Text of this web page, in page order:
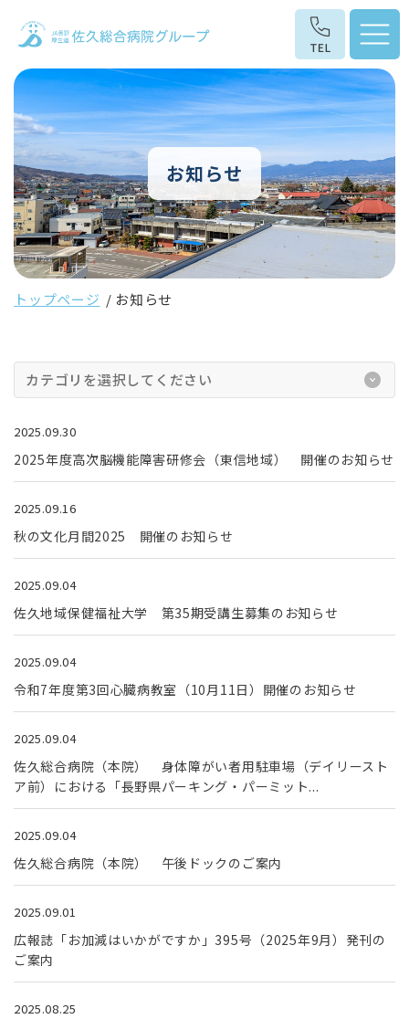
お知らせ
トップページ お知らせ
カテゴリを選択してください
2025.09.30
2025年度高次脳機能障害研修会（東信地域） 開催のお知らせ
2025.09.16
秋の文化月間2025 開催のお知らせ
2025.09.04
佐久地域保健福祉大学 第35期受講生募集のお知らせ
2025.09.04
令和7年度第3回心臓病教室（10月11日）開催のお知らせ
2025.09.04
佐久総合病院（本院） 身体障がい者用駐車場（デイリースト
ア前）における「長野県パーキング・パーミット...
2025.09.04
佐久総合病院（本院） 午後ドックのご案内
2025.09.01
広報誌「お加減はいかがですか」395号（2025年9月）発刊の
ご案内
2025.08.25